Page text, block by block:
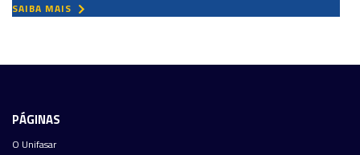
SAIBA MAIS
PÁGINAS
O Unifasar